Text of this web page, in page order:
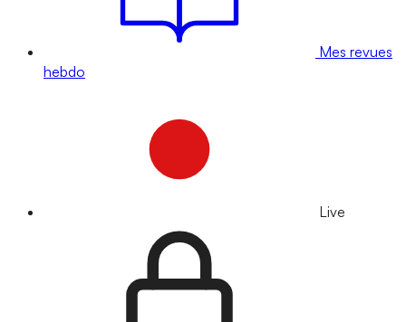
Mes revues
hebdo
Live